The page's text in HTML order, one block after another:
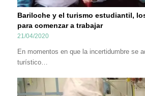
Bariloche y el turismo estudiantil,
para comenzar a trabajar
21/04/2020
En momentos en que la incertidumbre se
turístico…